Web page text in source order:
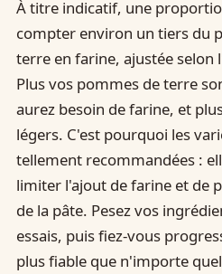
À titre indicatif, une
compter environ un tiers du
terre en farine, ajustée selon
Plus vos pommes de terre
aurez besoin de farine, et
légers. C'est pourquoi les
tellement recommandées :
limiter l'ajout de farine et de
de la pâte. Pesez vos
essais, puis fiez-vous
plus fiable que n'importe